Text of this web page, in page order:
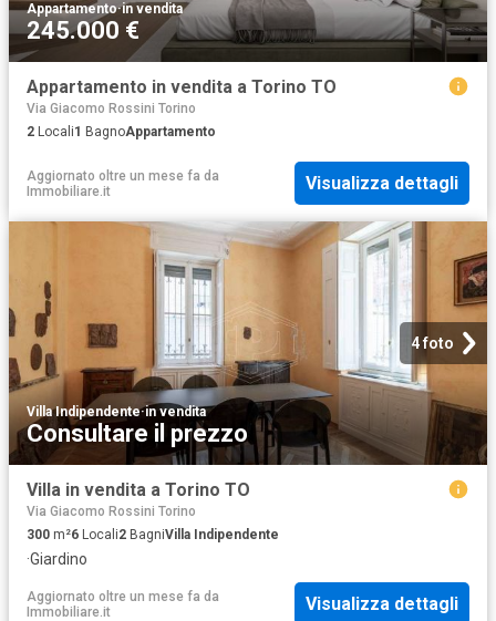
Appartamento·in vendita
245.000 €
Appartamento in vendita a Torino TO
Via Giacomo Rossini Torino
2 Locali1 BagnoAppartamento
Aggiornato oltre un mese fa da
Immobiliare.it
Visualizza dettagli
4 foto
Villa Indipendente·in vendita
Consultare il prezzo
Villa in vendita a Torino TO
Via Giacomo Rossini Torino
300 m²6 Locali2 BagniVilla Indipendente
·Giardino
Aggiornato oltre un mese fa da
Immobiliare.it
Visualizza dettagli